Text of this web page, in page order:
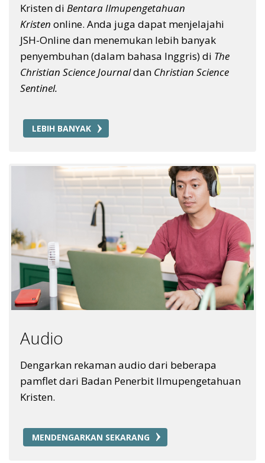
Kristen di Bentara Ilmupengetahuan
Kristen online. Anda juga dapat menjelajahi
JSH-Online dan menemukan lebih banyak
penyembuhan (dalam bahasa Inggris) di The
Christian Science Journaldan Christian Science
Sentinel.
LEBIH BANYAK
Audio
Dengarkan rekaman audio dari beberapa
pamflet dari Badan Penerbit Ilmupengetahuan
Kristen.
MENDENGARKAN SEKARANG